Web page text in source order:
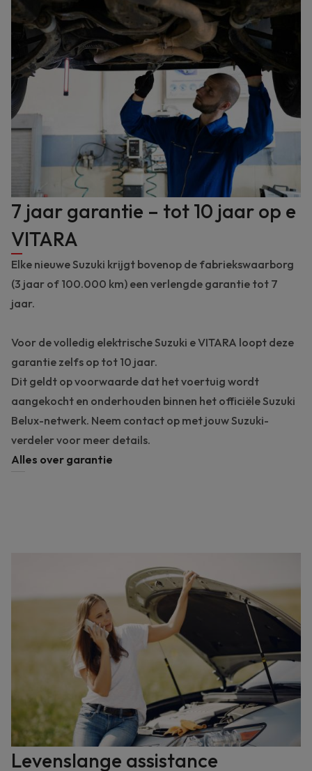
7 jaar garantie – tot 10 jaar op e
VITARA
Elke nieuwe Suzuki krijgt bovenop de fabriekswaarborg
(3 jaar of 100.000 km) een verlengde garantie tot 7
jaar.
Voor de volledig elektrische Suzuki e VITARA loopt deze
garantie zelfs op tot 10 jaar.
Dit geldt op voorwaarde dat het voertuig wordt
aangekocht en onderhouden binnen het officiële Suzuki
Belux-netwerk. Neem contact op met jouw Suzuki-
verdeler voor meer details.
Alles over garantie
Levenslange assistance